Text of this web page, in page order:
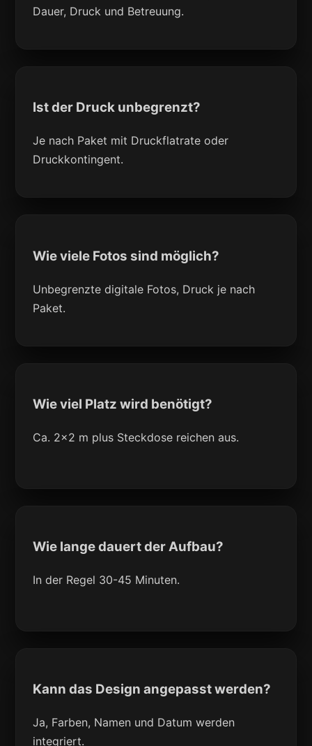
Dauer, Druck und Betreuung.
Ist der Druck unbegrenzt?
Je nach Paket mit Druckflatrate oder
Druckkontingent.
Wie viele Fotos sind möglich?
Unbegrenzte digitale Fotos, Druck je nach
Paket.
Wie viel Platz wird benötigt?
Ca. 2x2 m plus Steckdose reichen aus.
Wie lange dauert der Aufbau?
In der Regel 30-45 Minuten.
Kann das Design angepasst werden?
Ja, Farben, Namen und Datum werden
integriert.